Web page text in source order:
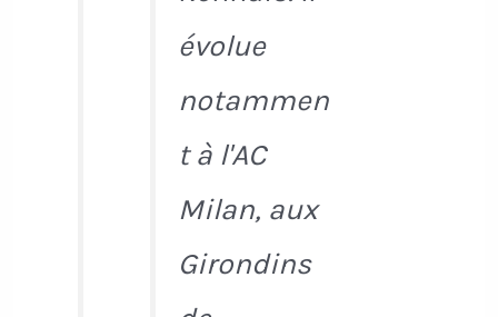
évolue
notammen
t à l'AC
Milan, aux
Girondins